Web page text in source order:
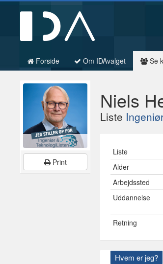
Forside Om IDAvalget Se
Print
Niels
Liste
Liste
Alder
Arbejdssted
Uddannelse
Retning
Hvem er jeg?